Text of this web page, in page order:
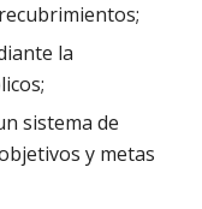
la
sistema de
y metas